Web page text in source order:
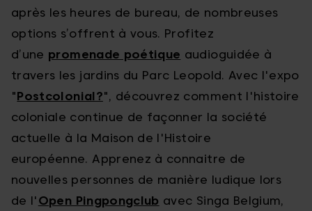
après les heures de bureau, de nombreuses
options s’offrent à vous. Profitez
d’une promenade poétique audioguidée à
travers les jardins du Parc Leopold. Avec l'expo
"Postcolonial?", découvrez comment l'histoire
coloniale continue de façonner la société
actuelle à la Maison de l'Histoire
européenne. Apprenez à connaitre de
nouvelles personnes de manière ludique lors
de l' Open Pingpongclub avec Singa Belgium,